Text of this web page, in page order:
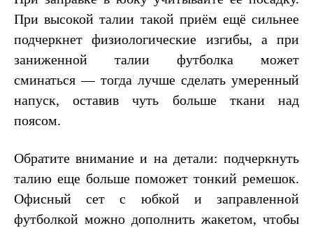
При высокой талии такой приём ещё сильнее
подчеркнет физиологические изгибы, а при
заниженной талии футболка может
сминаться — тогда лучше сделать умеренный
напуск, оставив чуть больше ткани над
поясом.
Обратите внимание и на детали: подчеркнуть
талию еще больше поможет тонкий ремешок.
Офисный сет с юбкой и заправленной
футболкой можно дополнить жакетом, чтобы